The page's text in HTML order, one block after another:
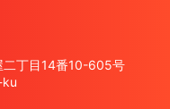
丁目14番10-605号